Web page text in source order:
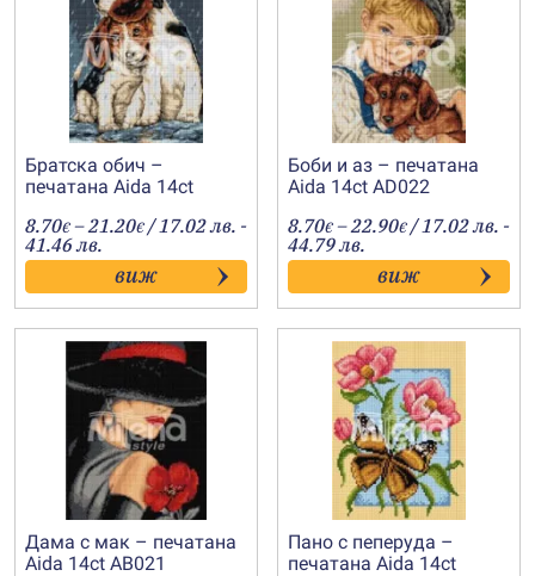
Братска обич –
печатана Aida 14ct
8.70€ –21.20€Price
range:
8.70€
through
21.20€
/ 17.02 лв. -
41.46 лв.
виж
Боби и аз – печатана
Aida 14ct AD022
8.70€ –22.90€Price
range:
8.70€
through
22.90€
/ 17.02 лв. -
44.79 лв.
виж
Дама с мак – печатана
Aida 14ct AB021
Пано с пеперуда –
печатана Aida 14ct